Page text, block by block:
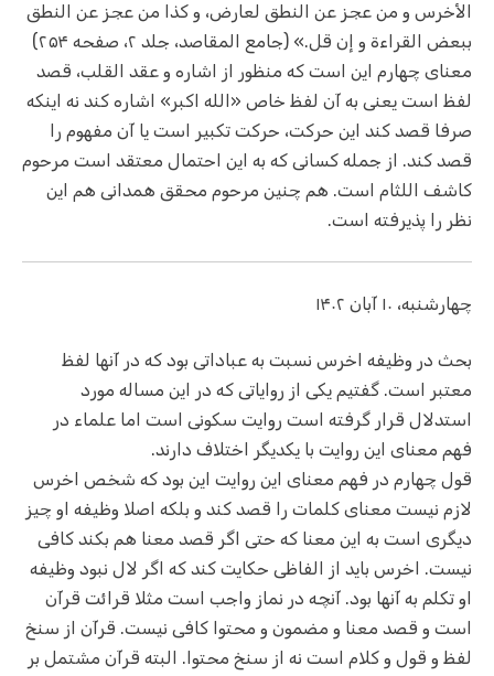
الأخرس و من عجز عن النطق لعارض، و كذا من عجز عن النطق
ببعض القراءة و إن قل.» (جامع المقاصد، جلد ۲، صفحه ۲۵۴)
معنای چهارم این است که منظور از اشاره و عقد القلب، قصد
لفظ است یعنی به آن لفظ خاص «الله اکبر» اشاره کند نه اینکه
صرفا قصد کند این حرکت، حرکت تکبیر است یا آن مفهوم را
قصد کند. از جمله کسانی که به این احتمال معتقد است مرحوم
کاشف اللثام است. هم چنین مرحوم محقق همدانی هم این
نظر را پذیرفته است.
چهارشنبه، ۱۰ آبان ۱۴۰۲
بحث در وظیفه اخرس نسبت به عباداتی بود که در آنها لفظ
معتبر است. گفتیم یکی از روایاتی که در این مساله مورد
استدلال قرار گرفته است روایت سکونی است اما علماء در
فهم معنای این روایت با یکدیگر اختلاف دارند.
قول چهارم در فهم معنای این روایت این بود که شخص اخرس
لازم نیست معنای کلمات را قصد کند و بلکه اصلا وظیفه او چیز
دیگری است به این معنا که حتی اگر قصد معنا هم بکند کافی
نیست. اخرس باید از الفاظی حکایت کند که اگر لال نبود وظیفه
او تکلم به آنها بود. آنچه در نماز واجب است مثلا قرائت قرآن
است و قصد معنا و مضمون و محتوا کافی نیست. قرآن از سنخ
لفظ و قول و کلام است نه از سنخ محتوا. البته قرآن مشتمل بر